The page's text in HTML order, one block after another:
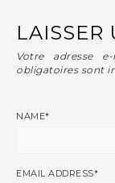
LAISSER
Votre adresse
obligatoires sont
NAME*
EMAIL ADDRESS*